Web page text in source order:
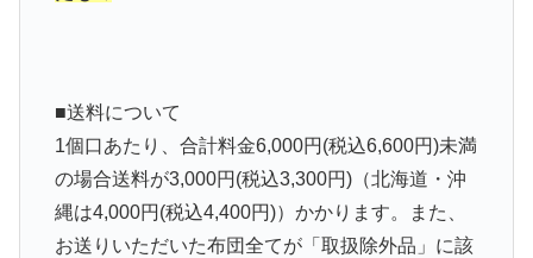
■送料について
1個口あたり、 合計料金6,000円(税込6,600円)未満
の場合送料が3,000円(税込3,300円)（北海道・沖
縄は4,000円(税込4,400円)）かかります。
また、
お送りいただいた布団全てが「取扱除外品」に該